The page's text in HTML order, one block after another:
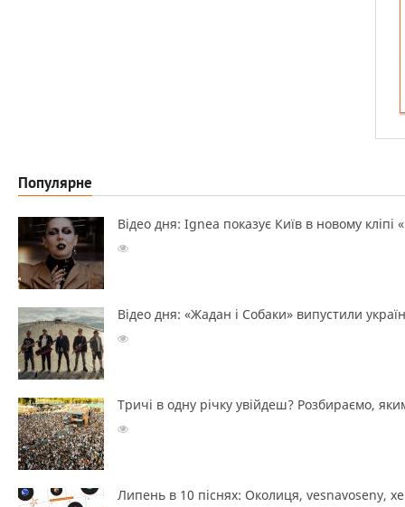
Популярне
Відео дня: Ignea показує Київ в новому кліпі
Відео дня: «Жадан і Собаки» випустили
Тричі в одну річку увійдеш? Розбираємо,
Липень в 10 піснях: Околиця, vesnavoseny,